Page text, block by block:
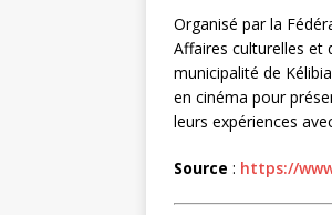
Organisé par la
Affaires culturelles et
municipalité de
en cinéma pour
leurs expériences
Source : https://